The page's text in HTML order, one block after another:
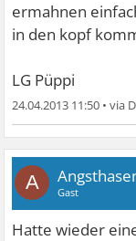
ermahnen
in den kopf
LG Püppi
24.04.2013 11:50 •
A Gast
Hatte wieder